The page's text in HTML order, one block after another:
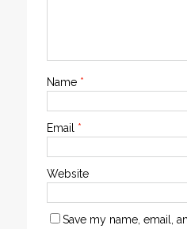
Name *
Email *
Website
Save my name, email,